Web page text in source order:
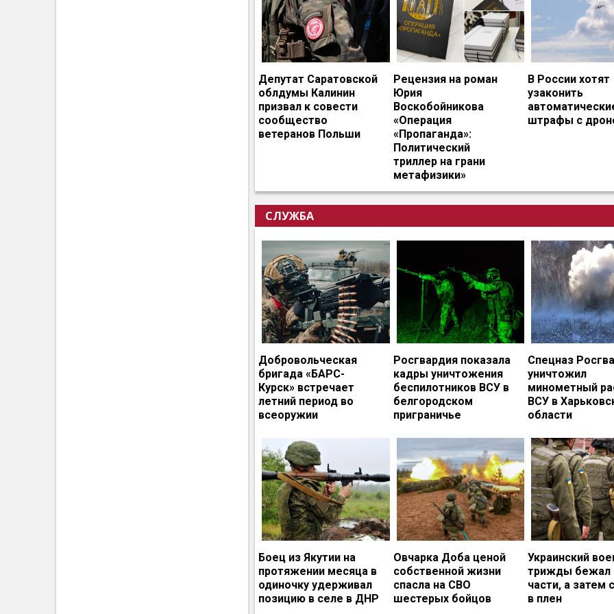
Депутат Саратовской
облдумы Калинин
призвал к совести
сообщество
ветеранов Польши
Рецензия на роман
Юрия
Воскобойникова
«Операция
«Пропаганда»:
Политический
триллер на грани
метафизики»
В России хотят
узаконить
штрафы с
СЛУЖБА
Добровольческая
бригада «БАРС-
Курск» встречает
летний период во
всеоружии
Росгвардия показала
кадры уничтожения
беспилотников ВСУ в
белгородском
приграничье
Спецназ
уничтожил
минометный
ВСУ в
области
Боец из Якутии на
протяжении месяца в
одиночку удерживал
позицию в селе в ДНР
Овчарка Доба ценой
собственной жизни
спасла на СВО
шестерых бойцов
Украинский
трижды бежал
части, а затем
в плен